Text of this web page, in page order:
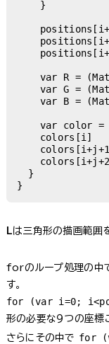
}
Lは三角形の描画範囲
forのループ処理の中
す。
for (var i=0;
形の必要な９つの座標
さらにその中で for